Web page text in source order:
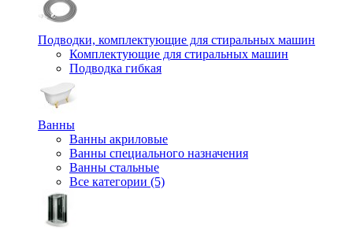
Подводки, комплектующие для стиральных машин
Комплектующие для стиральных машин
Подводка гибкая
Ванны
Ванны акриловые
Ванны специального назначения
Ванны стальные
Все категории (5)